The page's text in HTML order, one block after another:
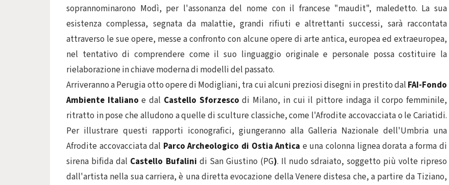
soprannominarono Modì, per l'assonanza del nome con il francese "maudit", maledetto. La sua
esistenza complessa, segnata da malattie, grandi rifiuti e altrettanti successi, sarà raccontata
attraverso le sue opere, messe a confronto con alcune opere di arte antica, europea ed extraeuropea,
nel tentativo di comprendere come il suo linguaggio originale e personale possa costituire la
rielaborazione in chiave moderna di modelli del passato.
Arriveranno a Perugia otto opere di Modigliani, tra cui alcuni preziosi disegni in prestito dal FAI-Fondo
Ambiente Italiano e dal Castello Sforzesco di Milano, in cui il pittore indaga il corpo femminile,
ritratto in pose che alludono a quelle di sculture classiche, come l'Afrodite accovacciata o le Cariatidi.
Per illustrare questi rapporti iconografici, giungeranno alla Galleria Nazionale dell'Umbria una
Afrodite accovacciata dal Parco Archeologico di Ostia Antica e una colonna lignea dorata a forma di
sirena bifida dal Castello Bufalini di San Giustino (PG). Il nudo sdraiato, soggetto più volte ripreso
dall'artista nella sua carriera, è una diretta evocazione della Venere distesa che, a partire da Tiziano,